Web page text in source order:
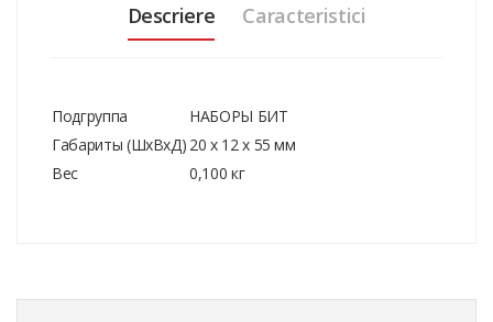
Descriere Caracteristici
Подгруппа
НАБОРЫ БИТ
Габариты (ШxВxД) 20 x 12 x 55 мм
Вес
0,100 кг